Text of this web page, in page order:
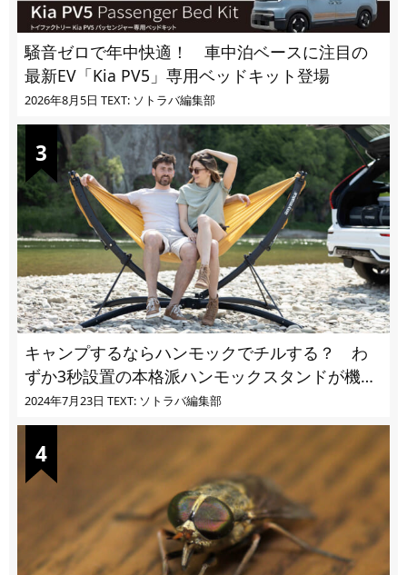
騒音ゼロで年中快適！ 車中泊ベースに注目の
最新EV「Kia PV5」専用ベッドキット登場
2026年8月5日 TEXT: ソトラバ編集部
キャンプするならハンモックでチルする？ わ
ずか3秒設置の本格派ハンモックスタンドが機能
的過ぎる
2024年7月23日 TEXT: ソトラバ編集部